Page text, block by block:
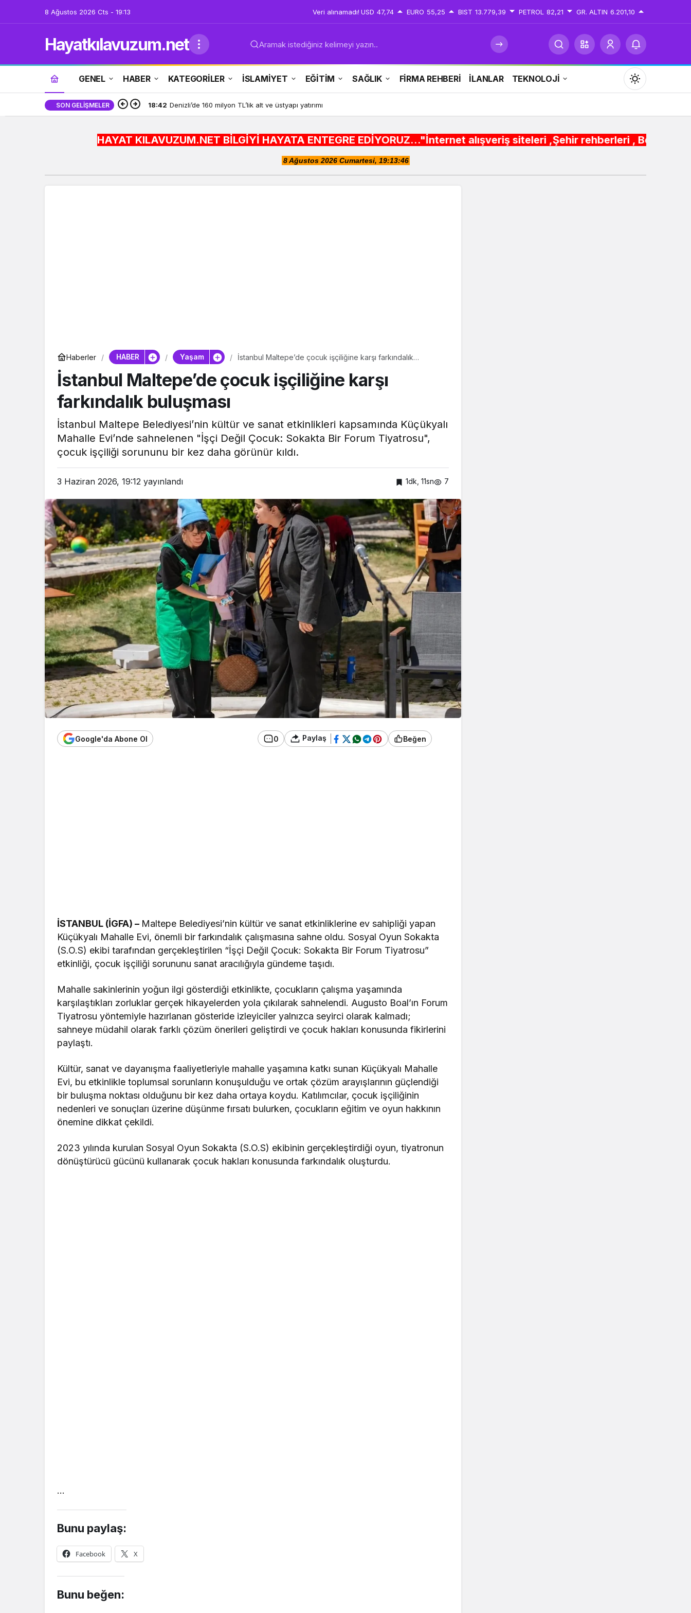
8 Ağustos 2026 Cts - 19:13 Veri alınamadı! USD 47,74 EURO 55,25 BIST 13.779,39 PETROL 82,21 GR. ALTIN 6.201,10
Hayatkılavuzum.net Aramak istediğiniz kelimeyi yazın..
GENEL HABER KATEGORİLER İSLAMİYET EĞİTİM SAĞLIK FİRMA REHBERİ İLANLAR TEKNOLOJİ
Mod
değiştir
SON GELIŞMELER 18:42 Denizli’de 160 milyon TL’lik alt ve üstyapı yatırımı
HAYAT KILAVUZUM.NET BİLGİYİ HAYATA ENTEGRE EDİYORUZ..."İnternet alışveriş siteleri ,Şehir rehberleri , Belediye
Haberler HABER Yaşam
İstanbul Maltepe’de çocuk işçiliğine karşı farkındalık
İstanbul Maltepe’de çocuk işçiliğine karşı
farkındalık buluşması
İstanbul Maltepe Belediyesi’nin kültür ve sanat etkinlikleri kapsamında Küçükyalı
Mahalle Evi’nde sahnelenen "İşçi Değil Çocuk: Sokakta Bir Forum Tiyatrosu",
çocuk işçiliği sorununu bir kez daha görünür kıldı.
3 Haziran 2026, 19:12 yayınlandı 1dk, 11sn 7
Google'da Abone Ol 0 Paylaş Beğen
İSTANBUL (İGFA) – Maltepe Belediyesi’nin kültür ve sanat etkinliklerine ev sahipliği yapan
Küçükyalı Mahalle Evi, önemli bir farkındalık çalışmasına sahne oldu. Sosyal Oyun Sokakta
(S.O.S) ekibi tarafından gerçekleştirilen “İşçi Değil Çocuk: Sokakta Bir Forum Tiyatrosu”
etkinliği, çocuk işçiliği sorununu sanat aracılığıyla gündeme taşıdı.
Mahalle sakinlerinin yoğun ilgi gösterdiği etkinlikte, çocukların çalışma yaşamında
karşılaştıkları zorluklar gerçek hikayelerden yola çıkılarak sahnelendi. Augusto Boal’ın Forum
Tiyatrosu yöntemiyle hazırlanan gösteride izleyiciler yalnızca seyirci olarak kalmadı;
sahneye müdahil olarak farklı çözüm önerileri geliştirdi ve çocuk hakları konusunda fikirlerini
paylaştı.
Kültür, sanat ve dayanışma faaliyetleriyle mahalle yaşamına katkı sunan Küçükyalı Mahalle
Evi, bu etkinlikle toplumsal sorunların konuşulduğu ve ortak çözüm arayışlarının güçlendiği
bir buluşma noktası olduğunu bir kez daha ortaya koydu. Katılımcılar, çocuk işçiliğinin
nedenleri ve sonuçları üzerine düşünme fırsatı bulurken, çocukların eğitim ve oyun hakkının
önemine dikkat çekildi.
2023 yılında kurulan Sosyal Oyun Sokakta (S.O.S) ekibinin gerçekleştirdiği oyun, tiyatronun
dönüştürücü gücünü kullanarak çocuk hakları konusunda farkındalık oluşturdu.
…
Bunu paylaş:
Facebook X
Bunu beğen: